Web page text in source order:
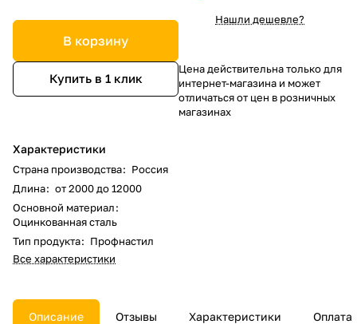
В корзину
Купить в 1 клик
Характеристики
Страна производства: Россия
Длина: от 2000 до 12000
Основной материал:
Оцинкованная сталь
Тип продукта: Профнастил
Все характеристики
Нашли дешевле?
Цена действительна только для
интернет-магазина и может
отличаться от цен в розничных
магазинах
Описание Отзывы Характеристики Оплата